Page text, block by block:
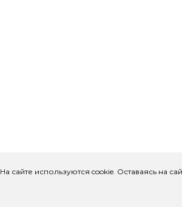
На сайте используются cookie. Оставаясь на